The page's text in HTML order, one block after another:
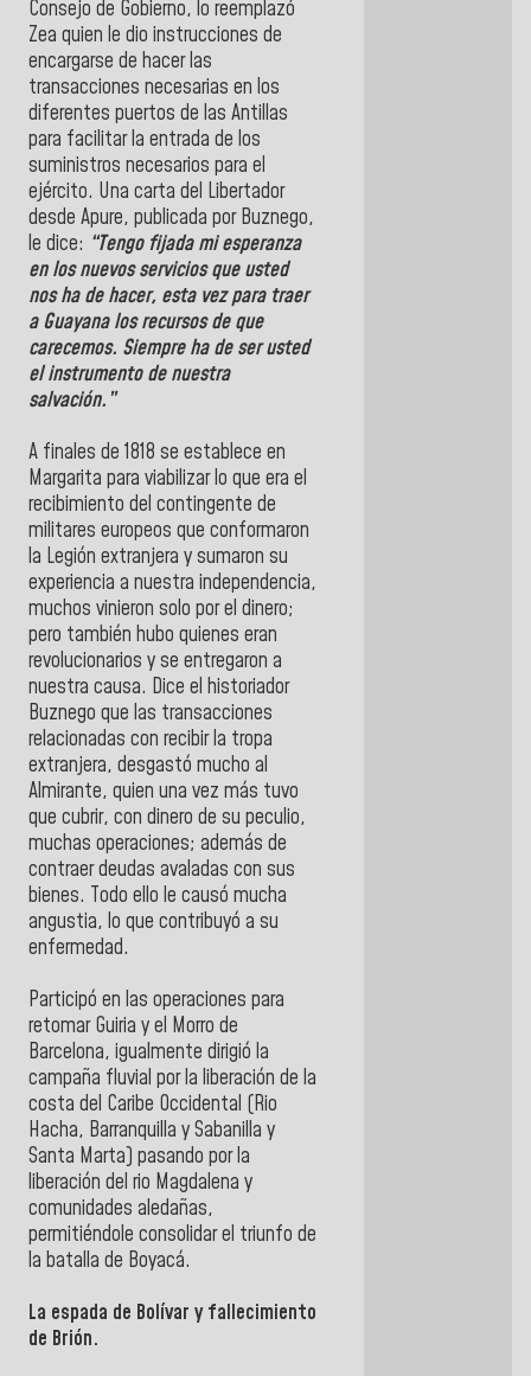
Consejo de Gobierno, lo reemplazó
Zea quien le dio instrucciones de
encargarse de hacer las
transacciones necesarias en los
diferentes puertos de las Antillas
para facilitar la entrada de los
suministros necesarios para el
ejército. Una carta del Libertador
desde Apure, publicada por Buznego,
le dice: “Tengo fijada mi esperanza
en los nuevos servicios que usted
nos ha de hacer, esta vez para traer
a Guayana los recursos de que
carecemos. Siempre ha de ser usted
el instrumento de nuestra
salvación.”
A finales de 1818 se establece en
Margarita para viabilizar lo que era el
recibimiento del contingente de
militares europeos que conformaron
la Legión extranjera y sumaron su
experiencia a nuestra independencia,
muchos vinieron solo por el dinero;
pero también hubo quienes eran
revolucionarios y se entregaron a
nuestra causa. Dice el historiador
Buznego que las transacciones
relacionadas con recibir la tropa
extranjera, desgastó mucho al
Almirante, quien una vez más tuvo
que cubrir, con dinero de su peculio,
muchas operaciones; además de
contraer deudas avaladas con sus
bienes. Todo ello le causó mucha
angustia, lo que contribuyó a su
enfermedad.
Participó en las operaciones para
retomar Guiria y el Morro de
Barcelona, igualmente dirigió la
campaña fluvial por la liberación de la
costa del Caribe Occidental (Rio
Hacha, Barranquilla y Sabanilla y
Santa Marta) pasando por la
liberación del rio Magdalena y
comunidades aledañas,
permitiéndole consolidar el triunfo de
la batalla de Boyacá.
La espada de Bolívar y fallecimiento
de Brión.